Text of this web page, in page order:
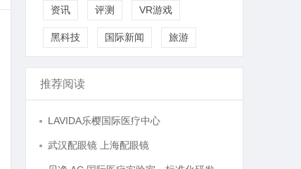
资讯 评测 VR游戏
黑科技 国际新闻 旅游
推荐阅读
LAVIDA乐樱国际医疗中心
武汉配眼镜 上海配眼镜